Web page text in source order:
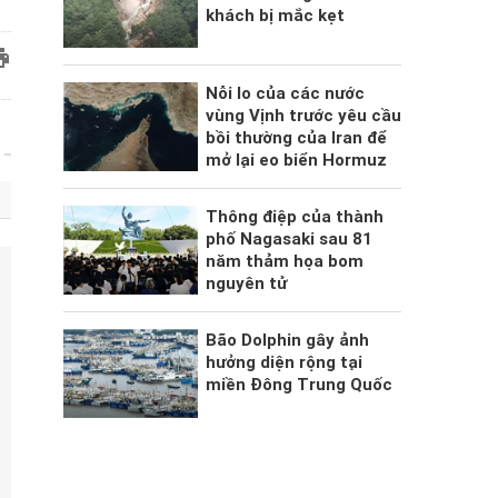
khách bị mắc kẹt
Nỗi lo của các nước
vùng Vịnh trước yêu cầu
bồi thường của Iran để
mở lại eo biển Hormuz
Thông điệp của thành
phố Nagasaki sau 81
năm thảm họa bom
nguyên tử
Bão Dolphin gây ảnh
hưởng diện rộng tại
miền Đông Trung Quốc